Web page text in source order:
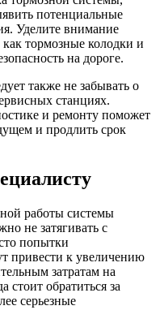
потенциальные
Уделите внимание
тормозные колодки и
на дороге.
также не забывать о
станциях.
и ремонту поможет
и продлить срок
работы системы
не затягивать с
попытки
привести к увеличению
затратам на
стоит обратиться за
серьезные